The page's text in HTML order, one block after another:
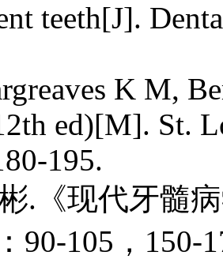
teeth[J].
K M,
ed)[M]. St.
195.
现代牙髓病
90-105，150-